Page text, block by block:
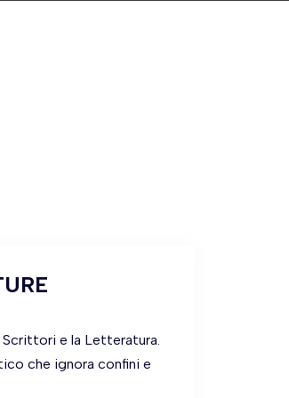
e la Letteratura.
che ignora confini e